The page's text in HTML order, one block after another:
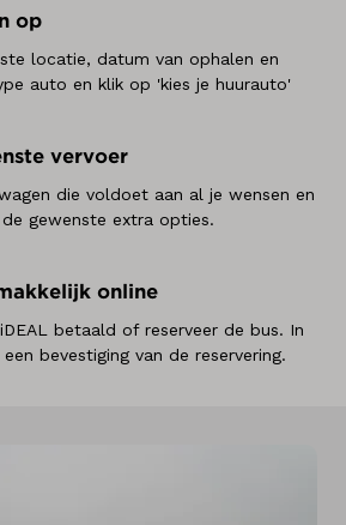
op
locatie, datum van ophalen en
auto en klik op 'kies je huurauto'
vervoer
die voldoet aan al je wensen en
gewenste extra opties.
online
betaald of reserveer de bus. In
bevestiging van de reservering.